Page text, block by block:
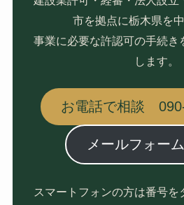
市を拠点に栃木県を中
事業に必要な許認可の手続き
します。
お電話で相談
メールフォー
スマートフォンの方は番号を